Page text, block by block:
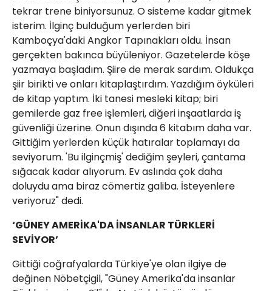
tekrar trene biniyorsunuz. O sisteme kadar gitmek
isterim. İlginç bulduğum yerlerden biri
Kamboçya'daki Angkor Tapınakları oldu. İnsan
gerçekten bakınca büyüleniyor. Gazetelerde köşe
yazmaya başladım. Şiire de merak sardım. Oldukça
şiir birikti ve onları kitaplaştırdım. Yazdığım öyküleri
de kitap yaptım. İki tanesi mesleki kitap; biri
gemilerde gaz free işlemleri, diğeri inşaatlarda iş
güvenliği üzerine. Onun dışında 6 kitabım daha var.
Gittiğim yerlerden küçük hatıralar toplamayı da
seviyorum. 'Bu ilginçmiş' dediğim şeyleri, çantama
sığacak kadar alıyorum. Ev aslında çok daha
doluydu ama biraz cömertiz galiba. İsteyenlere
veriyoruz" dedi.
‘GÜNEY AMERİKA'DA İNSANLAR TÜRKLERİ
SEVİYOR’
Gittiği coğrafyalarda Türkiye'ye olan ilgiye de
değinen Nöbetçigil, "Güney Amerika'da insanlar